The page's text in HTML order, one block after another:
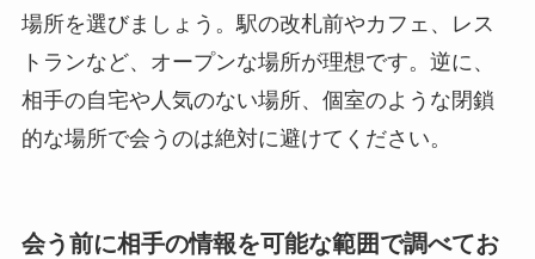
場所を選びましょう。駅の改札前やカフェ、レス
トランなど、オープンな場所が理想です。逆に、
相手の自宅や人気のない場所、個室のような閉鎖
的な場所で会うのは絶対に避けてください。
会う前に相手の情報を可能な範囲で調べてお